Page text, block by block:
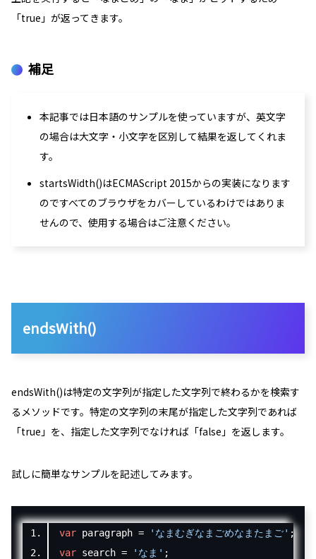
「true 」が返ってきます。
補足
本記事では日本語のサンプルを使っていますが、英文字
の場合は大文字・小文字を区別して結果を返してくれま
す。
startsWidth()はECMAScript 2015からの実装になります
のですべてのブラウザをカバーしているわけではありま
せんので、使用する場合はご注意ください。
endsWith()
endsWith()は特定の文字列が指定した文字列で終わるかを検索す
るメソッドです。特定の文字列の末尾が指定した文字列であれば
「true 」を、指定した文字列でなければ「false 」を返します。
試しに簡単なサンプルを記述してみます。
var paragraph = 'なまむぎなまごめなまたまご' ;
var search = 'なま' ;